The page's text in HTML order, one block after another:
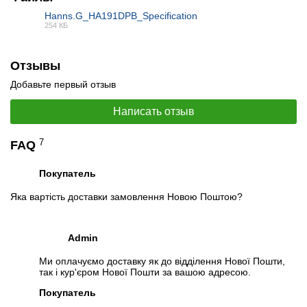
Спецификация монитора:Hanns.G HA191DPB
Запрос оптовой цены
Отслеживать на Facebook
Hanns.G_HA191DPB_Specification
254 КБ
Отзывы
Добавьте первый отзыв
Написать отзыв
FAQ 7
Покупатель
Яка вартість доставки замовлення Новою Поштою?
Admin
Ми оплачуємо доставку як до відділення Нової Пошти,
так і кур'єром Нової Пошти за вашою адресою.
Покупатель